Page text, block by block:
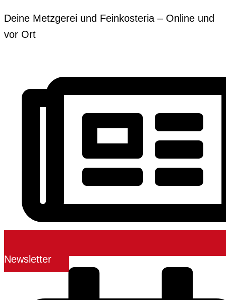
Inhalt
springen
Deine Metzgerei und Feinkosteria – Online und
vor Ort
Newsletter